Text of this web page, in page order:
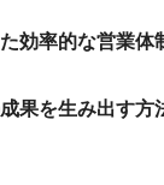
効率的な営業体
果を生み出す方